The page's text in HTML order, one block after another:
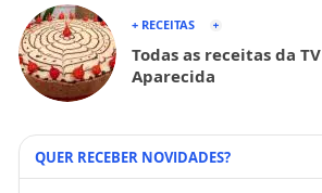
+ RECEITAS
Todas as receitas da TV
Aparecida
QUER RECEBER NOVIDADES?